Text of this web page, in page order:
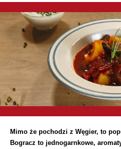
Mimo że pochodzi z Węgier, to
Bogracz to jednogarnkowe,